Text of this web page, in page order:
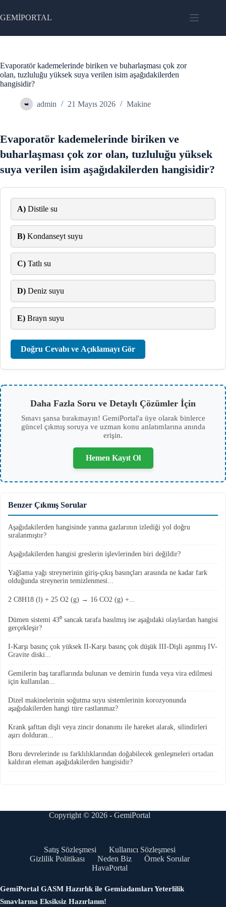
to
content
GEMİPORTAL
Evaporatör kademelerinde biriken ve buharlaşması çok zor
olan, tuzluluğu yüksek suya verilen isim aşağıdakilerden
hangisidir?
admin 21 Mayıs 2026 Makine
Evaporatör kademelerinde biriken ve
buharlaşması çok zor olan, tuzluluğu yüksek
suya verilen isim aşağıdakilerden hangisidir?
A) Distile su
B) Kondanseyt suyu
C) Tatlı su
D) Deniz suyu
E) Brayn suyu
Doğru Cevabı ve Açıklamayı Gör
Daha Fazla Soru ve Detaylı Çözümler İçin
Sınavı şansa bırakmayın! GemiPortal'a üye olarak binlerce
güncel çıkmış soruya ve uzman konu anlatımlarına anında
erişin.
Hemen Kayıt Ol
Benzer Çıkmış Sorular
Aşağıdakilerden hangisinde yanma gazlarının izlediği yol doğru
sıralanmıştır?
Aşağıdakilerden hangisi greslerin işlevlerinden biri değildir?
Yağlama yağı streynerinin giriş-çıkış basınçları arasında ne kadar fark
olduğunda streynerin temizlenmesi...
2 C8H18 (l) + 25 O2 (g) → 16 CO2 (g) +...
Dümen sistemi 43⁰ sancak tarafa basılmış ise aşağıdaki olaylardan hangisi
gerçekleşir?
I-Karşı basınç çok yüksek II-Karşı basınç çok düşük III-Dişli aşınmış IV-
Gravite diski...
Gemilerin baş taraflarında bulunan ve demirin funda veya vira edilmesi
için kullanılan...
Dizel makinelerinin soğutma suyu sistemlerinin korozyonunda
aşağıdakilerden hangi türe rastlanmaz?
Krank şafttan dişli veya zincir donanımı ile hareket alarak, silindirleri
aşırı dolduran...
Boru devrelerinde ısı farklılıklarından doğabilecek genleşmeleri ortadan
kaldıran eleman aşağıdakilerden hangisidir?
Copyright © 2026 - GemiPortal
Satış Sözleşmesi
Kullanıcı Sözleşmesi
Gizlilik Politikası
Neden Biz
Örnek Sorular
HavaPortal
GemiPortal GASM Hazırlık ile Gemiadamları Yeterlilik
Sınavlarına Eksiksiz Hazırlanın!